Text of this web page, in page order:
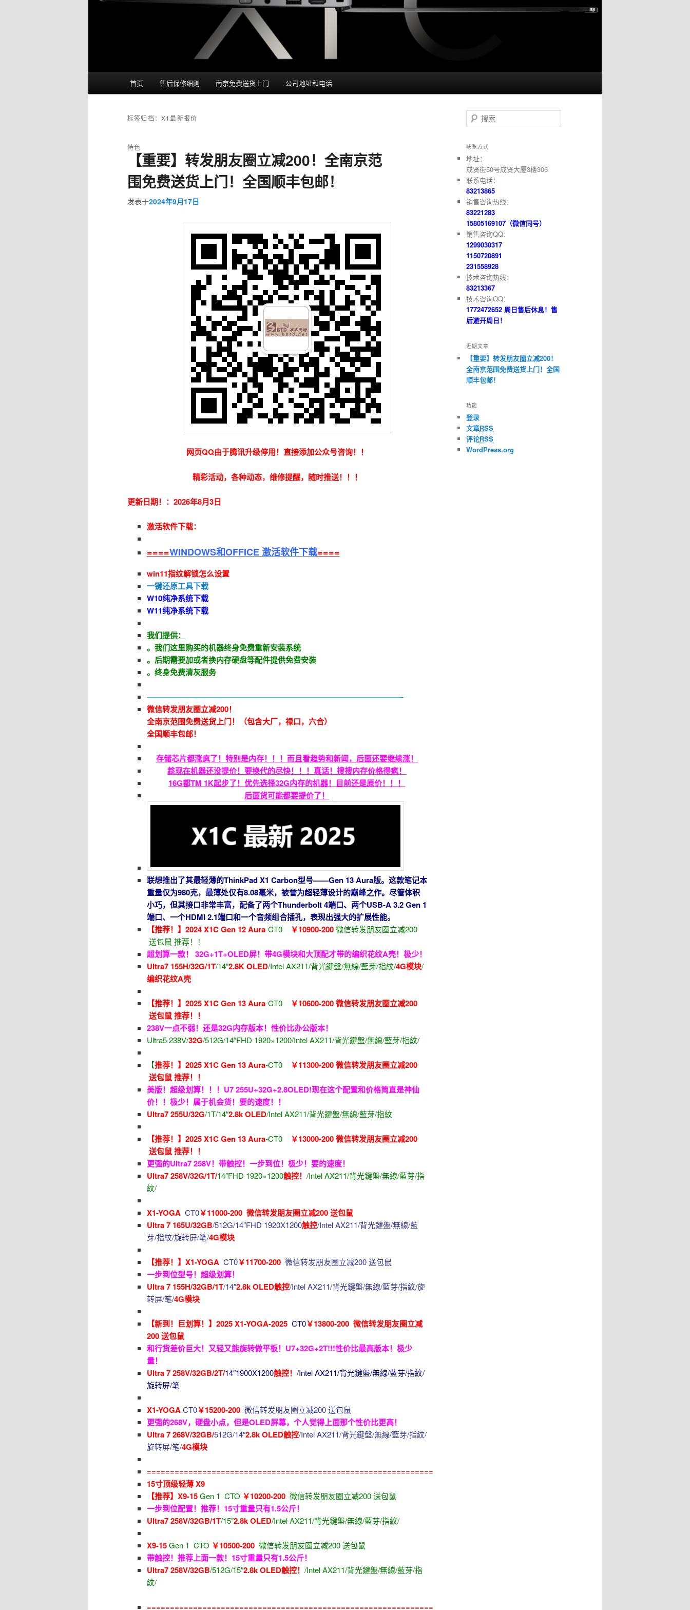
跳至主内容区域
跳至副内容区域
首页 售后保修细则 南京免费送货上门 公司地址和电话
标签归档： X1最新报价
【重要】转发朋友圈立减200！全南京范
围免费送货上门！全国顺丰包邮！
特色
发表于2024年9月17日
网页QQ由于腾讯升级停用！直接添加公众号咨询！！
精彩活动，各种动态，维修提醒，随时推送！！！
更新日期！：2026年8月3日
激活软件下载：
====WINDOWS和OFFICE 激活软件下载====
win11指纹解锁怎么设置
一键还原工具下载
W10纯净系统下载
W11纯净系统下载
我们提供：
。我们这里购买的机器终身免费重新安装系统
。后期需要加或者换内存硬盘等配件提供免费安装
。终身免费清灰服务
—————————————————————————————————-
微信转发朋友圈立减200！
全南京范围免费送货上门！​（包含大厂，禄口，六合）
全国顺丰包邮！
存储芯片都涨疯了！特别是内存！！！而且看趋势和新闻，后面还要继续涨！
趁现在机器还没提价！要换代的尽快！！！真话！搜搜内存价格得疯！
16G都TM 1K起步了！优先选择32G内存的机器！目前还是原价！！！
后面货可能都要提价了！
联想推出了其最轻薄的ThinkPad X1 Carbon型号——Gen 13 Aura版。这款笔记本
重量仅为980克，最薄处仅有8.08毫米，被誉为超轻薄设计的巅峰之作。尽管体积
小巧，但其接口非常丰富，配备了两个Thunderbolt 4端口、两个USB-A 3.2 Gen 1
端口、一个HDMI 2.1端口和一个音频组合插孔，表现出强大的扩展性能。
【推荐！】2024 X1C Gen 12 Aura-CT0 ￥10900-200微信转发朋友圈立减200
送包鼠 推荐！！
超划算一款！ 32G+1T+OLED屏！带4G模块和大顶配才带的编织花纹A壳！极少！
Ultra7 155H/32G/1T/14″2.8K OLED/Intel AX211/背光鍵盤/無線/藍芽/指紋/4G模块/
编织花纹A壳
【推荐！】2025 X1C Gen 13 Aura-CT0
￥10600-200 微信转发朋友圈立减200
送包鼠 推荐！！
238V一点不弱！还是32G内存版本！性价比办公版本！
Ultra5 238V/32G/512G/14″FHD 1920×1200/Intel AX211/背光鍵盤/無線/藍芽/指紋/
【推荐！】2025 X1C Gen 13 Aura-CT0
￥11300-200 微信转发朋友圈立减200
送包鼠 推荐！！
美版！超级划算！！！U7 255U+32G+2.8OLED!现在这个配置和价格简直是神仙
价！！极少！属于机会货！要的速度！！
Ultra7 255U/32G/1T/14″2.8k OLED/Intel AX211/背光鍵盤/無線/藍芽/指紋
【推荐！】2025 X1C Gen 13 Aura-CT0
￥13000-200 微信转发朋友圈立减200
送包鼠 推荐！！
更强的Ultra7 258V！带触控！一步到位！极少！要的速度！
Ultra7 258V/32G/1T/14″FHD 1920×1200触控！ /Intel AX211/背光鍵盤/無線/藍芽/指
紋/
X1-YOGA CT0￥11000-200 微信转发朋友圈立减200 送包鼠
Ultra 7 165U/32GB/512G/14″FHD 1920X1200触控/Intel AX211/背光鍵盤/無線/藍
芽/指紋/旋转屏/笔/4G模块
【推荐！】X1-YOGA CT0￥11700-200微信转发朋友圈立减200 送包鼠
一步到位型号！超级划算！
Ultra 7 155H/32GB/1T/14″2.8k OLED触控/Intel AX211/背光鍵盤/無線/藍芽/指紋/旋
转屏/笔/4G模块
【新到！巨划算！】2025 X1-YOGA-2025CT0￥13800-200 微信转发朋友圈立减
200 送包鼠
和行货差价巨大！又轻又能旋转做平板！U7+32G+2T!!!性价比最高版本！极少
量！
Ultra 7 258V/32GB/2T/14″1900X1200触控！ /Intel AX211/背光鍵盤/無線/藍芽/指紋/
旋转屏/笔
X1-YOGA CT0￥15200-200微信转发朋友圈立减200 送包鼠
更强的268V，硬盘小点，但是OLED屏幕，个人觉得上面那个性价比更高！
Ultra 7 268V/32GB/512G/14″2.8k OLED触控/Intel AX211/背光鍵盤/無線/藍芽/指紋/
旋转屏/笔/4G模块
==============================================================
15寸顶级轻薄 X9
【推荐】X9-15Gen 1 CTO ￥10200-200 微信转发朋友圈立减200 送包鼠
一步到位配置！推荐！15寸重量只有1.5公斤！
Ultra7 258V/32GB/1T/15″2.8k OLED/Intel AX211/背光鍵盤/無線/藍芽/指紋/
X9-15Gen 1 CTO ￥10500-200微信转发朋友圈立减200 送包鼠
带触控！推荐上面一款！15寸重量只有1.5公斤！
Ultra7 258V/32GB/512G/15″2.8k OLED触控！ /Intel AX211/背光鍵盤/無線/藍芽/指
紋/
==============================================================
搜索
联系方式
地址：
成贤街50号成贤大厦3楼306
联系电话：
83213865
销售咨询热线：
83221283
15805169107（微信同号）
销售咨询QQ：
1299030317
1150720891
231558928
技术咨询热线：
83213367
技术咨询QQ：
1772472652 周日售后休息！售
后避开周日！
近期文章
【重要】转发朋友圈立减200！
全南京范围免费送货上门！全国
顺丰包邮！
功能
登录
文章RSS
评论RSS
WordPress.org